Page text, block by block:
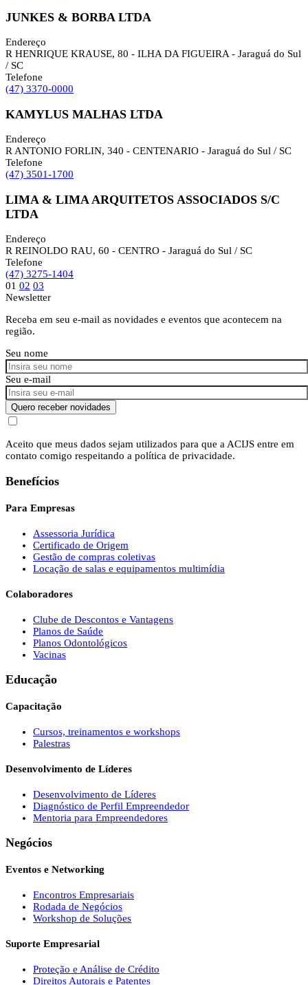
JUNKES & BORBA LTDA
Endereço
R HENRIQUE KRAUSE, 80 - ILHA DA FIGUEIRA - Jaraguá do Sul
/ SC
Telefone
(47) 3370-0000
KAMYLUS MALHAS LTDA
Endereço
R ANTONIO FORLIN, 340 - CENTENARIO - Jaraguá do Sul / SC
Telefone
(47) 3501-1700
LIMA & LIMA ARQUITETOS ASSOCIADOS S/C
LTDA
Endereço
R REINOLDO RAU, 60 - CENTRO - Jaraguá do Sul / SC
Telefone
(47) 3275-1404
01 02 03
Newsletter
Receba em seu e-mail as novidades e eventos que acontecem na
região.
Seu nome
Seu e-mail
Quero receber novidades
Aceito que meus dados sejam utilizados para que a ACIJS entre em
contato comigo respeitando a política de privacidade.
Benefícios
Para Empresas
Assessoria Jurídica
Certificado de Origem
Gestão de compras coletivas
Locação de salas e equipamentos multimídia
Colaboradores
Clube de Descontos e Vantagens
Planos de Saúde
Planos Odontológicos
Vacinas
Educação
Capacitação
Cursos, treinamentos e workshops
Palestras
Desenvolvimento de Líderes
Desenvolvimento de Líderes
Diagnóstico de Perfil Empreendedor
Mentoria para Empreendedores
Negócios
Eventos e Networking
Encontros Empresariais
Rodada de Negócios
Workshop de Soluções
Suporte Empresarial
Proteção e Análise de Crédito
Direitos Autorais e Patentes